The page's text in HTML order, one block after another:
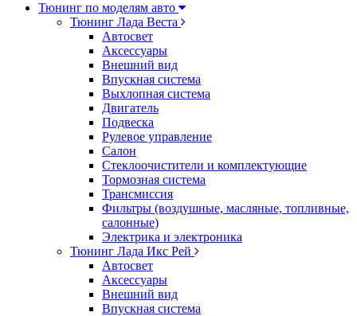
Тюнинг по моделям авто
Тюнинг Лада Веста
Автосвет
Аксессуары
Внешний вид
Впускная система
Выхлопная система
Двигатель
Подвеска
Рулевое управление
Салон
Стеклоочистители и комплектующие
Тормозная система
Трансмиссия
Фильтры (воздушные, масляные, топливные,
салонные)
Электрика и электроника
Тюнинг Лада Икс Рей
Автосвет
Аксессуары
Внешний вид
Впускная система